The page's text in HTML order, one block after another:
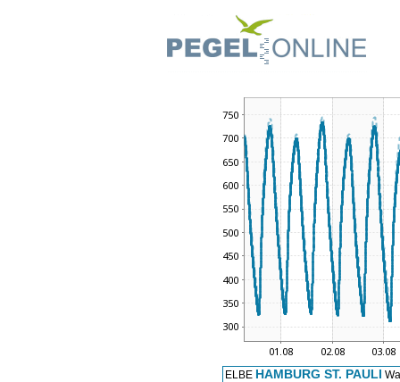
ELBE HAMBURG ST. PAULI